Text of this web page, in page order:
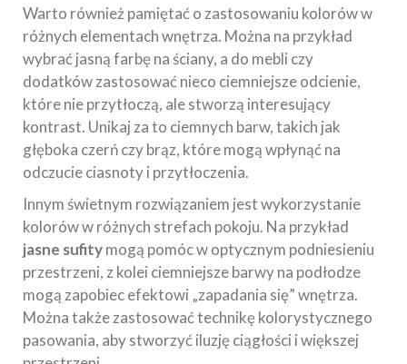
Warto również pamiętać o zastosowaniu kolorów w
różnych elementach wnętrza. Można na przykład
wybrać jasną farbę na ściany, a do mebli czy
dodatków zastosować nieco ciemniejsze odcienie,
które nie przytłoczą, ale stworzą interesujący
kontrast. Unikaj za to ciemnych barw, takich jak
głęboka czerń czy brąz, które mogą wpłynąć na
odczucie ciasnoty i przytłoczenia.
Innym świetnym rozwiązaniem jest wykorzystanie
kolorów w różnych strefach pokoju. Na przykład
jasne sufitymogą pomóc w optycznym podniesieniu
przestrzeni, z kolei ciemniejsze barwy na podłodze
mogą zapobiec efektowi „zapadania się” wnętrza.
Można także zastosować technikę kolorystycznego
pasowania, aby stworzyć iluzję ciągłości i większej